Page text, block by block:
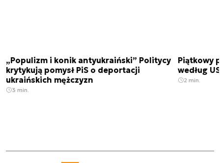
„Populizm i konik antyukraiński” Politycy
krytykują pomysł PiS o deportacji
ukraińskich mężczyzn
3 min.
Piątkowy
według
2 min.